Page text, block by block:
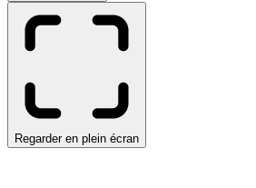
Regarder en plein écran